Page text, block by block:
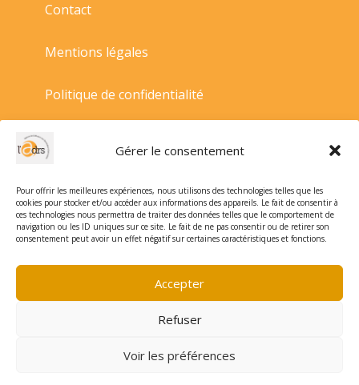
Gérer le consentement
Pour offrir les meilleures expériences, nous utilisons des technologies telles que les
cookies pour stocker et/ou accéder aux informations des appareils. Le fait de consentir à
ces technologies nous permettra de traiter des données telles que le comportement de
navigation ou les ID uniques sur ce site. Le fait de ne pas consentir ou de retirer son
consentement peut avoir un effet négatif sur certaines caractéristiques et fonctions.
Accepter
Refuser
Voir les préférences
Contact
Mentions légales
Politique de confidentialité
Politique de cookies